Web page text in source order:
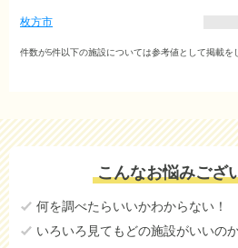
村
枚方市
豊中市
大阪市生野区
大阪市東淀川区
茨木市
件数が5件以下の施設については参考値として掲載を
こんなお悩みござ
何を調べたらいいかわからない！
いろいろ見てもどの施設がいいの